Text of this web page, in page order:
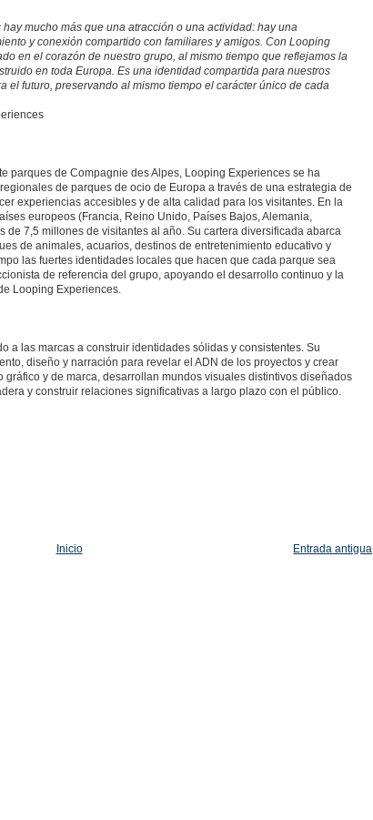
mucho más que una atracción o una actividad: hay una
y conexión compartido con familiares y amigos. Con Looping
en el corazón de nuestro grupo, al mismo tiempo que reflejamos la
en toda Europa. Es una identidad compartida para nuestros
el futuro, preservando al mismo tiempo el carácter único de cada
parques de Compagnie des Alpes, Looping Experiences se ha
de parques de ocio de Europa a través de una estrategia de
experiencias accesibles y de alta calidad para los visitantes. En la
europeos (Francia, Reino Unido, Países Bajos, Alemania,
de 7,5 millones de visitantes al año. Su cartera diversificada abarca
de animales, acuarios, destinos de entretenimiento educativo y
las fuertes identidades locales que hacen que cada parque sea
de referencia del grupo, apoyando el desarrollo continuo y la
Looping Experiences.
a las marcas a construir identidades sólidas y consistentes. Su
diseño y narración para revelar el ADN de los proyectos y crear
y de marca, desarrollan mundos visuales distintivos diseñados
y construir relaciones significativas a largo plazo con el público.
Entrada antigua
Inicio